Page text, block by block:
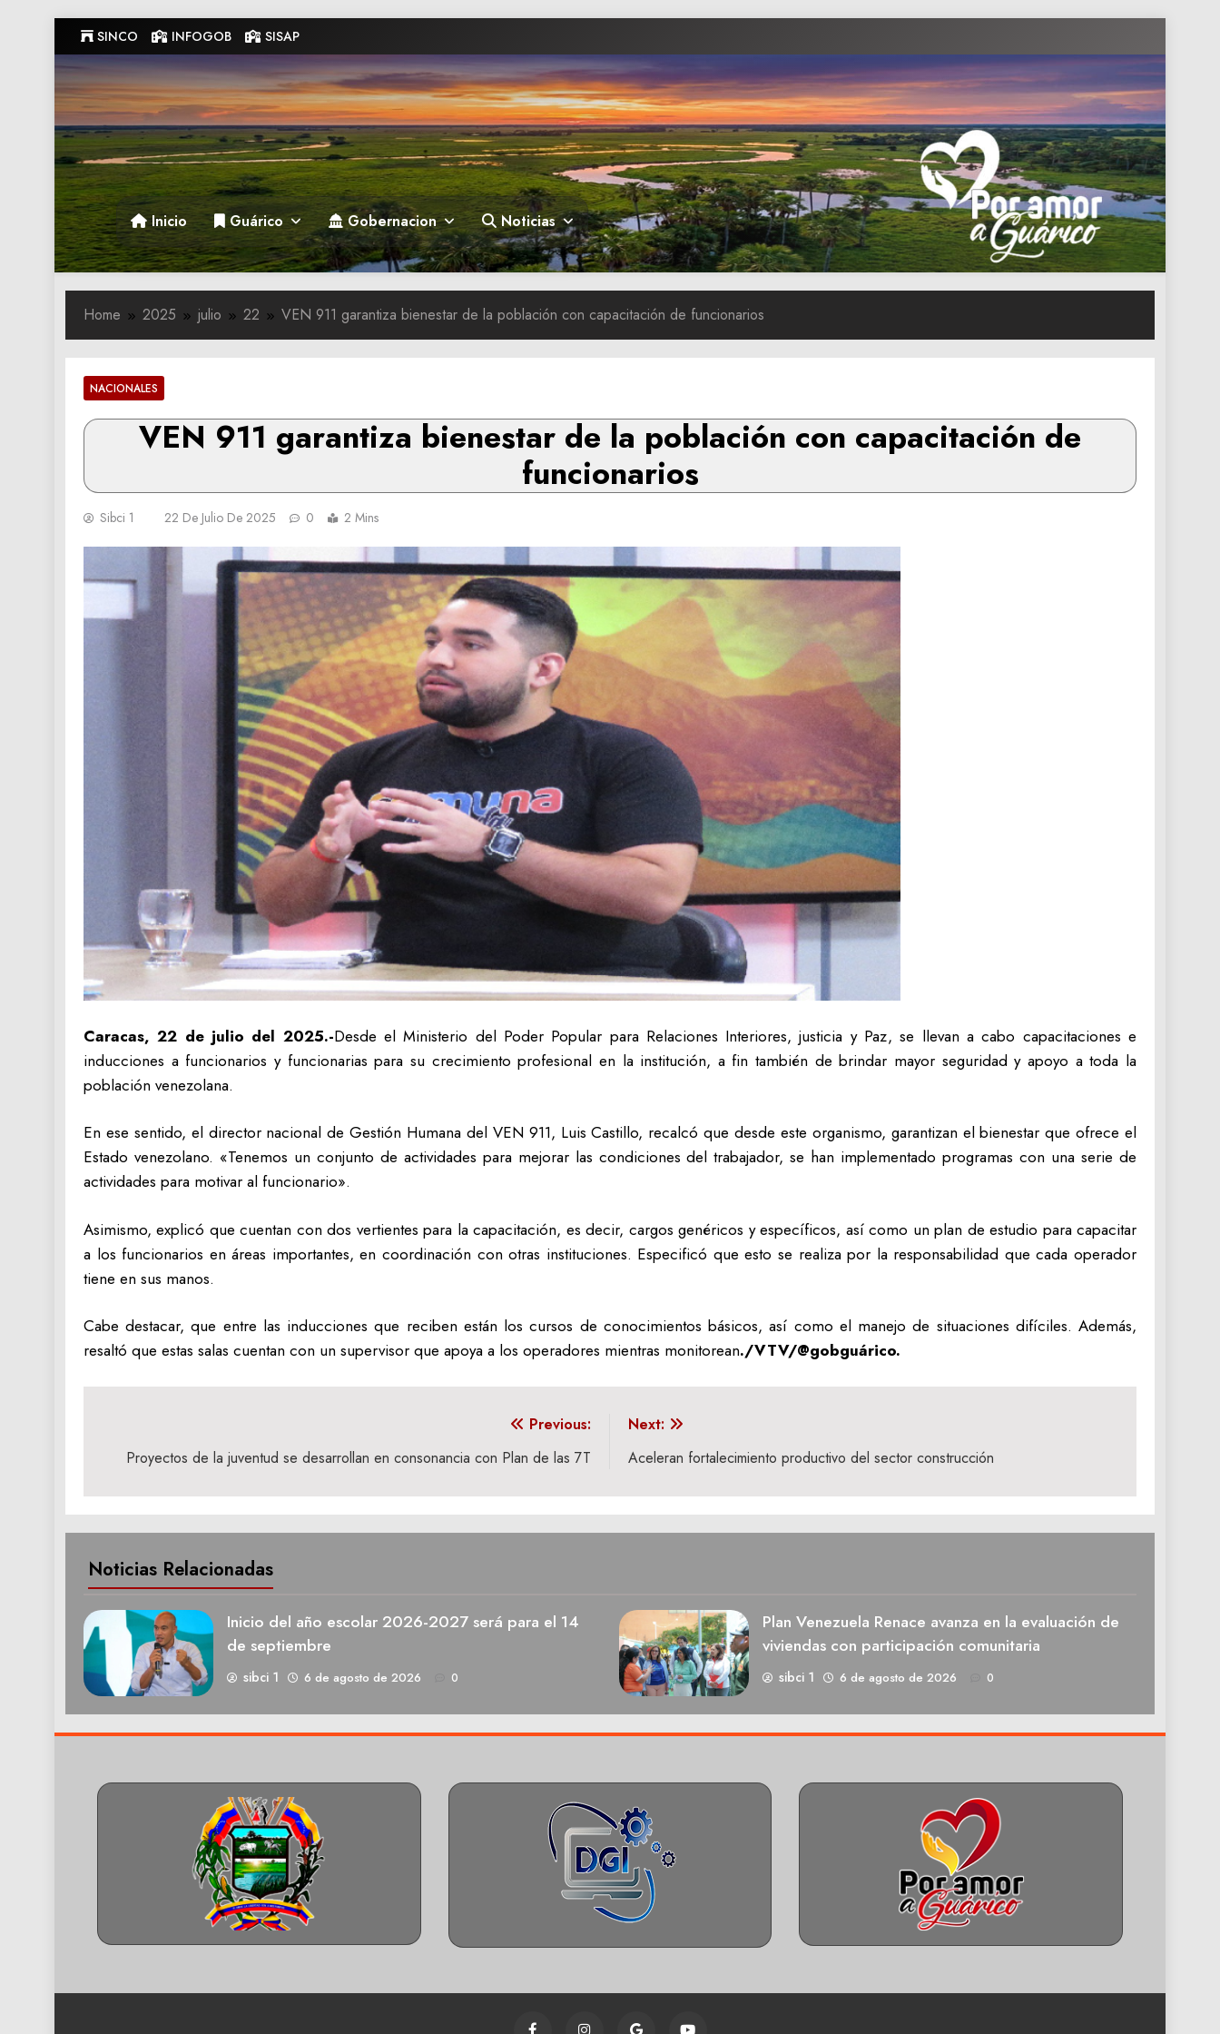
to
content
SINCO INFOGOB SISAP
Gobernacion de Guarico
Gobernacion de Guarico
Inicio Guárico Gobernacion Noticias
Home 2025 julio 22 VEN 911 garantiza bienestar de la población con capacitación de funcionarios
NACIONALES
VEN 911 garantiza bienestar de la población con capacitación de
funcionarios
Sibci 1 22 De Julio De 2025 0 2 Mins
Caracas, 22 de julio del 2025.-Desde el Ministerio del Poder Popular para Relaciones Interiores, justicia y Paz, se llevan a cabo capacitaciones e
inducciones a funcionarios y funcionarias para su crecimiento profesional en la institución, a fin también de brindar mayor seguridad y apoyo a toda la
población venezolana.
En ese sentido, el director nacional de Gestión Humana del VEN 911, Luis Castillo, recalcó que desde este organismo, garantizan el bienestar que ofrece el
Estado venezolano. «Tenemos un conjunto de actividades para mejorar las condiciones del trabajador, se han implementado programas con una serie de
actividades para motivar al funcionario».
Asimismo, explicó que cuentan con dos vertientes para la capacitación, es decir, cargos genéricos y específicos, así como un plan de estudio para capacitar
a los funcionarios en áreas importantes, en coordinación con otras instituciones. Especificó que esto se realiza por la responsabilidad que cada operador
tiene en sus manos.
Cabe destacar, que entre las inducciones que reciben están los cursos de conocimientos básicos, así como el manejo de situaciones difíciles. Además,
resaltó que estas salas cuentan con un supervisor que apoya a los operadores mientras monitorean./VTV/@gobguárico.
entradas
Previous:
Proyectos de la juventud se desarrollan en consonancia con Plan de las 7T
Next:
Aceleran fortalecimiento productivo del sector construcción
Noticias Relacionadas
Inicio del año escolar 2026-2027 será para el 14
de septiembre
sibci 1 6 de agosto de 2026 0
Plan Venezuela Renace avanza en la evaluación de
viviendas con participación comunitaria
sibci 1 6 de agosto de 2026 0